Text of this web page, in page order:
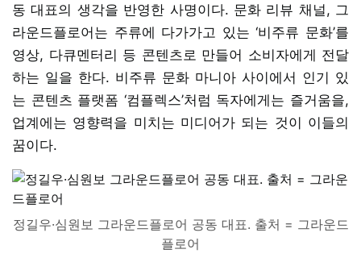
동 대표의 생각을 반영한 사명이다. 문화 리뷰 채널, 그
라운드플로어는 주류에 다가가고 있는 ‘비주류 문화’를
영상, 다큐멘터리 등 콘텐츠로 만들어 소비자에게 전달
하는 일을 한다. 비주류 문화 마니아 사이에서 인기 있
는 콘텐츠 플랫폼 ‘컴플렉스’처럼 독자에게는 즐거움을,
업계에는 영향력을 미치는 미디어가 되는 것이 이들의
꿈이다.
정길우·심원보 그라운드플로어 공동 대표. 출처 = 그라운드
플로어